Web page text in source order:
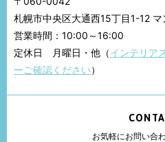
札幌市中央区大通西15丁目1-12 マ
営業時間：10:00～16:00
定休日 月曜日・他（インテリア
ーご確認ください）
お気軽にお問い合